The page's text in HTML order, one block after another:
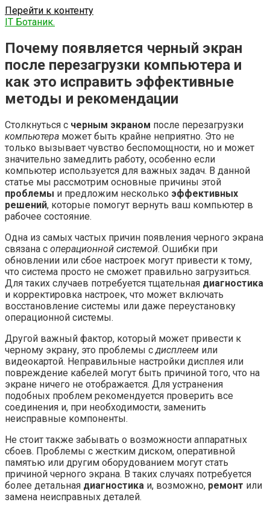
Перейти к контенту
IT Ботаник.
Почему появляется черный экран
после перезагрузки компьютера и
как это исправить эффективные
методы и рекомендации
Столкнуться с черным экраном после перезагрузки
компьютера может быть крайне неприятно. Это не
только вызывает чувство беспомощности, но и может
значительно замедлить работу, особенно если
компьютер используется для важных задач. В данной
статье мы рассмотрим основные причины этой
проблемы и предложим несколько эффективных
решений, которые помогут вернуть ваш компьютер в
рабочее состояние.
Одна из самых частых причин появления черного экрана
связана с операционной системой. Ошибки при
обновлении или сбое настроек могут привести к тому,
что система просто не сможет правильно загрузиться.
Для таких случаев потребуется тщательная диагностика
и корректировка настроек, что может включать
восстановление системы или даже переустановку
операционной системы.
Другой важный фактор, который может привести к
черному экрану, это проблемы сдисплеем или
видеокартой. Неправильные настройки дисплея или
повреждение кабелей могут быть причиной того, что на
экране ничего не отображается. Для устранения
подобных проблем рекомендуется проверить все
соединения и, при необходимости, заменить
неисправные компоненты.
Не стоит также забывать о возможности аппаратных
сбоев. Проблемы с жестким диском, оперативной
памятью или другим оборудованием могут стать
причиной черного экрана. В таких случаях потребуется
более детальная диагностика и, возможно, ремонт или
замена неисправных деталей.